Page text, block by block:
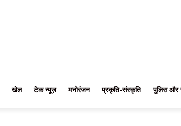
खेल टेक न्यूज़ मनोरंजन प्रकृति-संस्कृति पुलिस और